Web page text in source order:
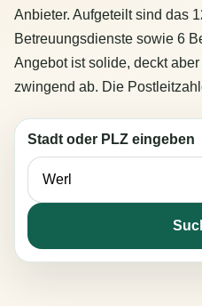
Anbieter. Aufgeteilt sind das
Betreuungsdienste sowie 6
Angebot ist solide, deckt
zwingend ab. Die
Stadt oder PLZ eingeben